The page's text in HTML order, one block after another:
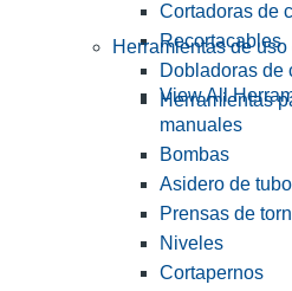
Cortadoras de
Recortacables
Dobladoras de
Herramientas
Herramientas de
View All
manuales
Bombas
Asidero de
Prensas de
Niveles
Cortapernos